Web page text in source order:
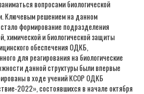
вопросами биологической
Ключевым решением на данном
формирование подразделения
химической и биологической защиты
обеспечения ОДКБ,
для реагирования на биологические
данной структуры были впервые
в ходе учений КСОР ОДКБ
2022», состоявшихся в начале октября